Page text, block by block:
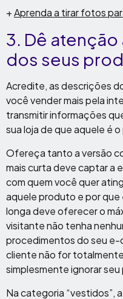
+Aprenda a tirar fotos
3. Dê
dos seus
Acredite, as descrições
você vender mais pela
transmitir informações
sua loja de que aquele é
Ofereça tanto a versão
mais curta deve captar a
com quem você quer
aquele produto e por que
longa deve oferecer o
visitante não tenha
procedimentos do seu e-
cliente não for
simplesmente ignorar
Na categoria “vestidos”,